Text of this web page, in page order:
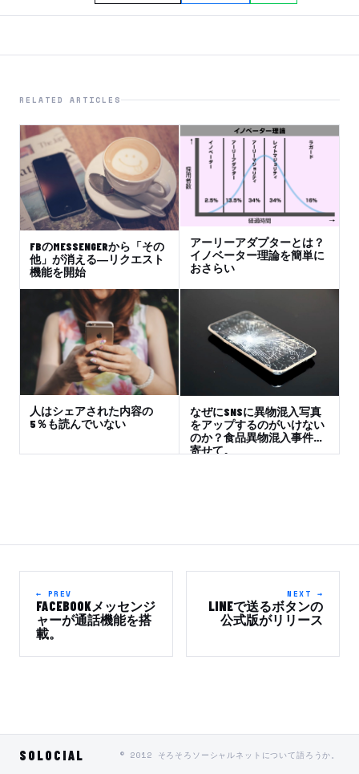
RELATED ARTICLES
FBのMESSENGERから「その
他」が消える―リクエスト
機能を開始
アーリーアダプターとは？
イノベーター理論を簡単に
おさらい
人はシェアされた内容の
5％も読んでいない
なぜにSNSに異物混入写真
をアップするのがいけない
のか？食品異物混入事件に
寄せて。
← PREV
FACEBOOKメッセンジ
ャーが通話機能を搭
載。
NEXT →
LINEで送るボタンの
公式版がリリース
SOLOCIAL © 2012 そろそろソーシャルネットについて語ろうか。